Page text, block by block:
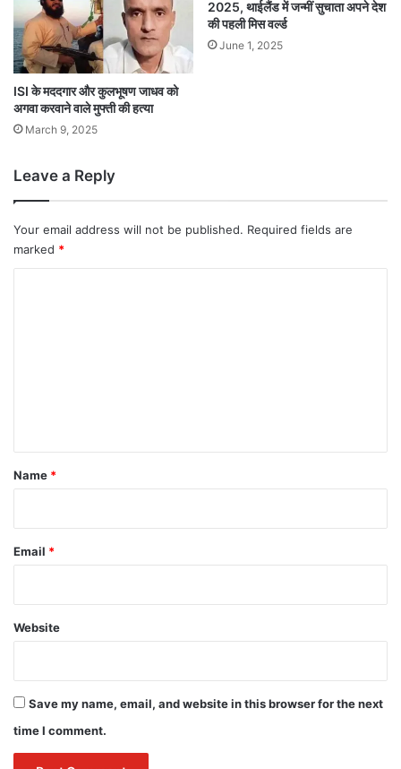
ISI के मददगार और कुलभूषण जाधव को
अगवा करवाने वाले मुफ्ती की हत्या
March 9, 2025
2025, थाईलैंड में जन्मीं सुचाता अपने देश
की पहली मिस वर्ल्ड
June 1, 2025
Leave a Reply
Your email address will not be published. Required fields are
marked *
*
Name *
Email *
Website
Save my name, email, and website in this browser for the next
time I comment.